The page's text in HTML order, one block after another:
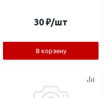
30 ₽/шт
В корзину